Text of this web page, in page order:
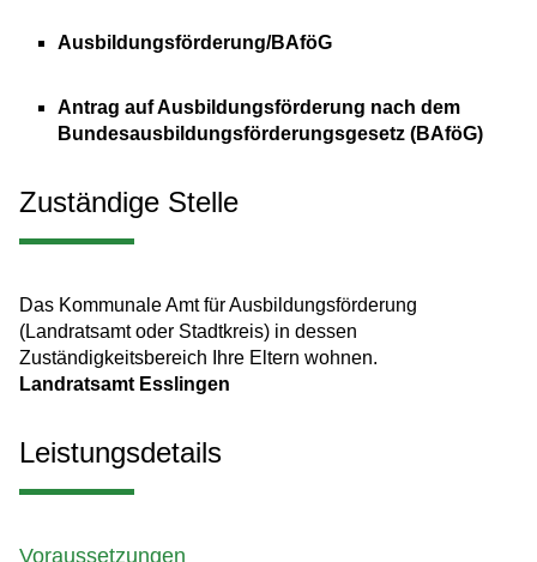
Ausbildungsförderung/BAföG
Antrag auf Ausbildungsförderung nach dem
Bundesausbildungsförderungsgesetz (BAföG)
Zuständige Stelle
Das Kommunale Amt für Ausbildungsförderung
(Landratsamt oder Stadtkreis) in dessen
Zuständigkeitsbereich Ihre Eltern wohnen.
Landratsamt Esslingen
Leistungsdetails
Voraussetzungen